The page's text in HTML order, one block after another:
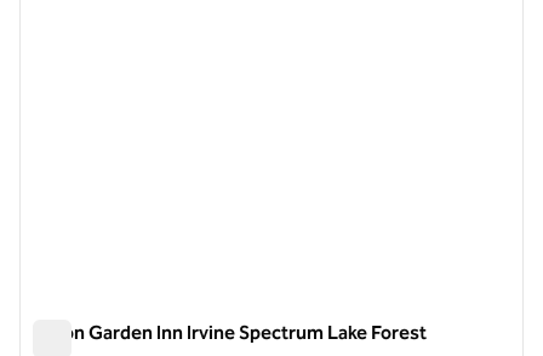
Hilton Garden Inn Irvine Spectrum Lake Forest